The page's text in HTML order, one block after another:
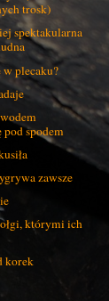
trosk)
spektakularna
plecaku?
spodem
zawsze
którymi ich
korek